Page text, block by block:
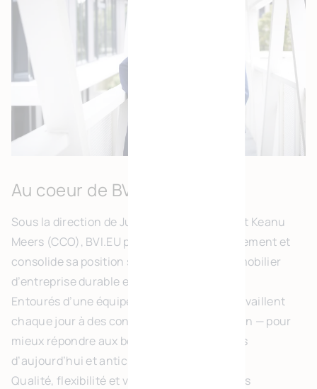
Au coeur de BVI.EU
Sous la direction de Jurgen Mesens (CEO) et Keanu
Meers (CCO), BVI.EU poursuit son développement et
consolide sa position sur le marché de l’immobilier
d’entreprise durable en Europe.
Entourés d’une équipe expérimentée, ils travaillent
chaque jour à des concepts qui vont plus loin — pour
mieux répondre aux besoins des entreprises
d’aujourd’hui et anticiper ceux de demain.
Qualité, flexibilité et vision à long terme : ces